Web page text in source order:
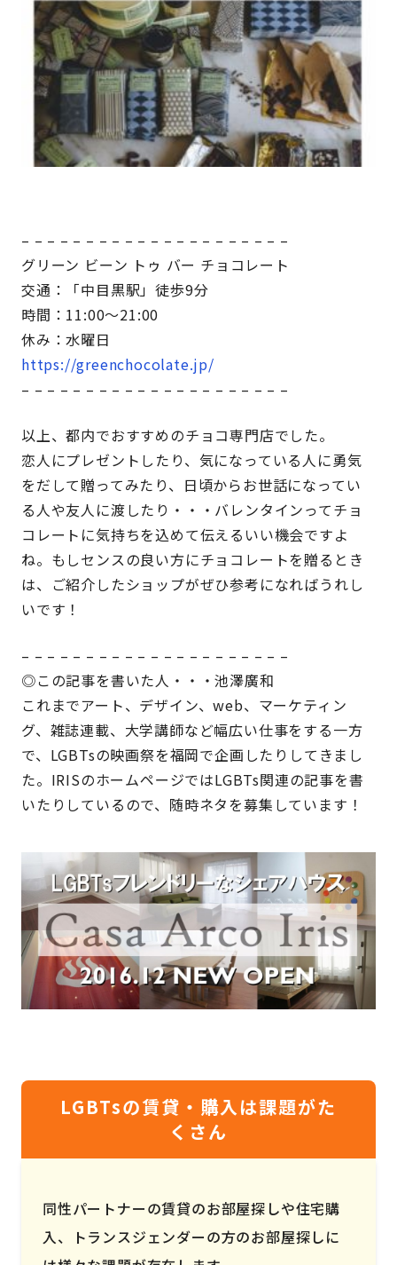
– – – – – – – – – – – – – – – – – – – – –
グリーン ビーン トゥ バー チョコレート
交通：「中目黒駅」徒歩9分
時間：11:00～21:00
休み：水曜日
https://greenchocolate.jp/
– – – – – – – – – – – – – – – – – – – – –
以上、都内でおすすめのチョコ専門店でした。
恋人にプレゼントしたり、気になっている人に勇気
をだして贈ってみたり、日頃からお世話になってい
る人や友人に渡したり・・・バレンタインってチョ
コレートに気持ちを込めて伝えるいい機会ですよ
ね。もしセンスの良い方にチョコレートを贈るとき
は、ご紹介したショップがぜひ参考になればうれし
いです！
– – – – – – – – – – – – – – – – – – – – –
◎この記事を書いた人・・・池澤廣和
これまでアート、デザイン、web、マーケティン
グ、雑誌連載、大学講師など幅広い仕事をする一方
で、LGBTsの映画祭を福岡で企画したりしてきまし
た。IRISのホームページではLGBTs関連の記事を書
いたりしているので、随時ネタを募集しています！
LGBTsの賃貸・購入は課題がた
くさん
同性パートナーの賃貸のお部屋探しや住宅購
入、トランスジェンダーの方のお部屋探しに